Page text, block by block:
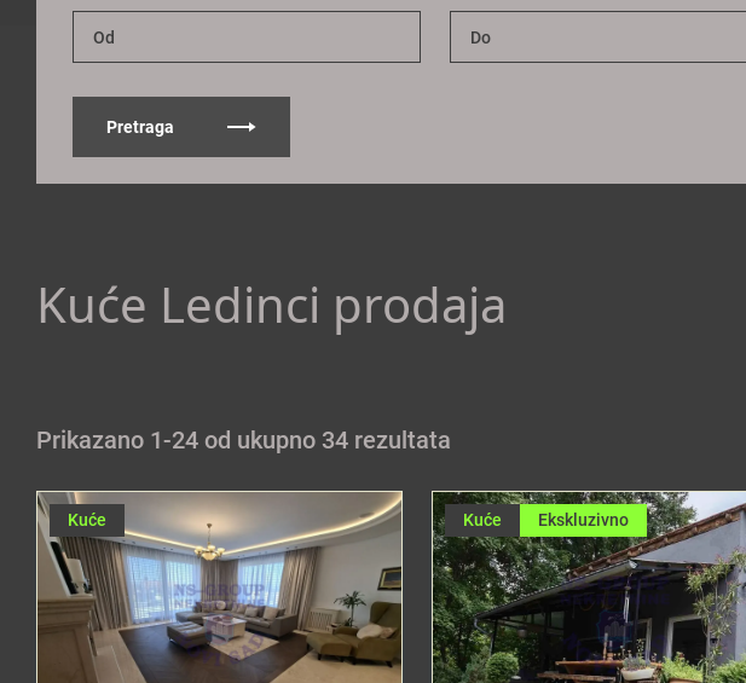
Pretraga
Kuće Ledinci prodaja
Prikazano 1-24 od ukupno 34 rezultata
Kuće Kuće Ekskluzivno